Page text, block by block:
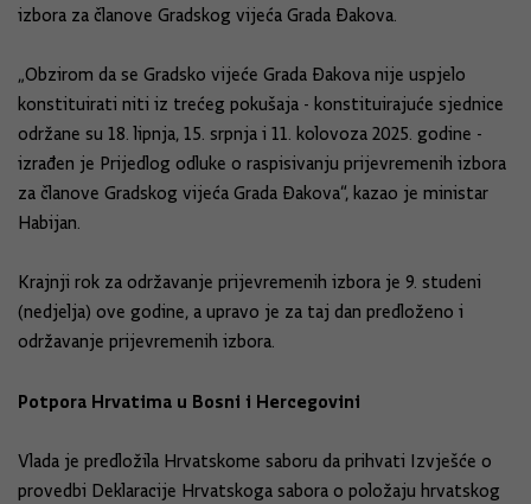
izbora za članove Gradskog vijeća Grada Đakova.
„Obzirom da se Gradsko vijeće Grada Đakova nije uspjelo
konstituirati niti iz trećeg pokušaja - konstituirajuće sjednice
održane su 18. lipnja, 15. srpnja i 11. kolovoza 2025. godine -
izrađen je Prijedlog odluke o raspisivanju prijevremenih izbora
za članove Gradskog vijeća Grada Đakova“, kazao je ministar
Habijan.
Krajnji rok za održavanje prijevremenih izbora je 9. studeni
(nedjelja) ove godine, a upravo je za taj dan predloženo i
održavanje prijevremenih izbora.
Potpora Hrvatima u Bosni i Hercegovini
Vlada je predložila Hrvatskome saboru da prihvati Izvješće o
provedbi Deklaracije Hrvatskoga sabora o položaju hrvatskog